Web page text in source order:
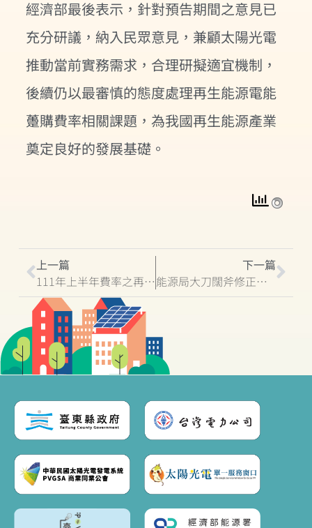
經濟部最後表示，針對預告期間之意見已
充分研議，納入民眾意見，兼顧太陽光電
推動當前實務需求，合理研擬適宜機制，
後續仍以最審慎的態度處理再生能源電能
躉購費率相關課題，為我國再生能源產業
奠定良好的發展基礎。
上一篇
111年上半年費率之再生能源發電設備同意備案收件截止日期為6/17
下一篇
能源局大刀闊斧修正再生能源條例 新建物將強制設太陽光電